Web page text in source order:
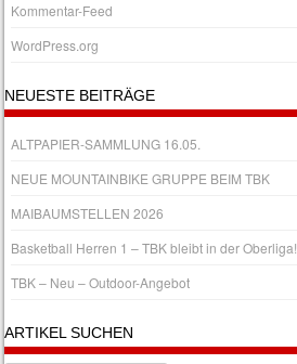
Kommentar-Feed
WordPress.org
NEUESTE BEITRÄGE
ALTPAPIER-SAMMLUNG 16.05.
NEUE MOUNTAINBIKE GRUPPE BEIM TBK
MAIBAUMSTELLEN 2026
Basketball Herren 1 – TBK bleibt in der Oberliga!
TBK – Neu – Outdoor-Angebot
ARTIKEL SUCHEN